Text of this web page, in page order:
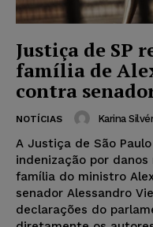
Justiça de SP
família de
contra
NOTÍCIAS Karina
A Justiça de São
indenização por
família do ministro
senador Alessandro
declarações do